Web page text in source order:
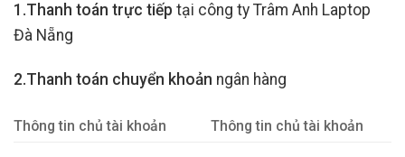
1.Thanh toán trực tiếp tại công ty Trâm Anh Laptop
Đà Nẵng
2.Thanh toán chuyển khoản ngân hàng
Thông tin chủ tài khoản Thông tin chủ tài khoản